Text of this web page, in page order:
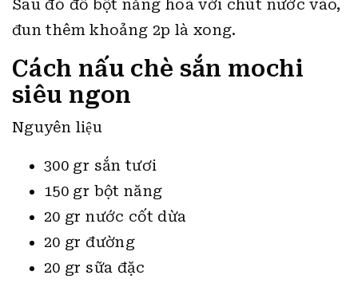
Sau đó đổ bột năng hoà với chút nước vào,
đun thêm khoảng 2p là xong.
Cách nấu chè sắn mochi
siêu ngon
Nguyên liệu
300 gr sắn tươi
150 gr bột năng
20 gr nước cốt dừa
20 gr đường
20 gr sữa đặc